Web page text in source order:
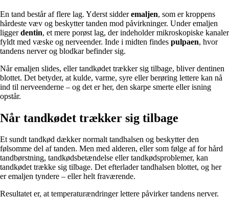
En tand består af flere lag. Yderst sidderemaljen, som er kroppens
hårdeste væv og beskytter tanden mod påvirkninger. Under emaljen
liggerdentin, et mere porøst lag, der indeholder mikroskopiske kanaler
fyldt med væske og nerveender. Inde i midten findes pulpaen, hvor
tandens nerver og blodkar befinder sig.
Når emaljen slides, eller tandkødet trækker sig tilbage, bliver dentinen
blottet. Det betyder, at kulde, varme, syre eller berøring lettere kan nå
ind til nerveenderne – og det er her, den skarpe smerte eller isning
opstår.
Når tandkødet trækker sig tilbage
Et sundt tandkød dækker normalt tandhalsen og beskytter den
følsomme del af tanden. Men med alderen, eller som følge af for hård
tandbørstning, tandkødsbetændelse eller tandkødsproblemer, kan
tandkødet trække sig tilbage. Det efterlader tandhalsen blottet, og her
er emaljen tyndere – eller helt fraværende.
Resultatet er, at temperaturændringer lettere påvirker tandens nerver.